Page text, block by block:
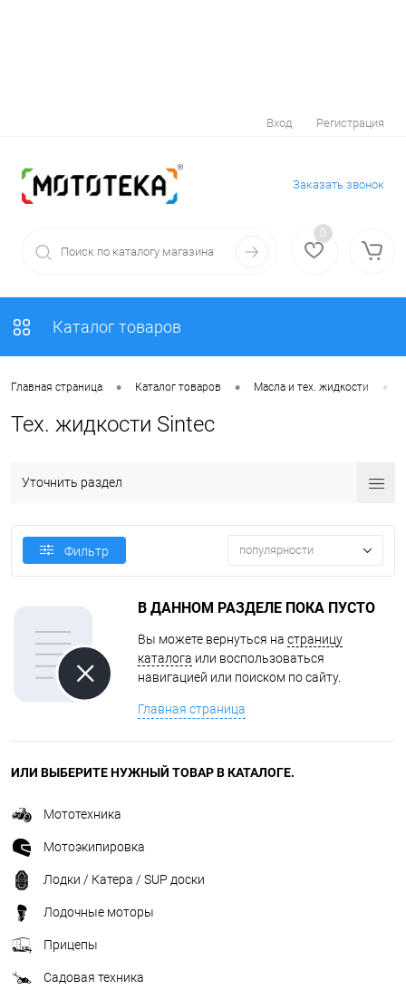
Вход Регистрация
Заказать звонок
0
Каталог товаров
Главная страница • Каталог товаров • Масла и тех. жидкости •
Тех. жидкости Sintec
Уточнить раздел
Фильтр популярности
В ДАННОМ РАЗДЕЛЕ ПОКА ПУСТО
Вы можете вернуться на страницу
каталога или воспользоваться
навигацией или поиском по сайту.
Главная страница
ИЛИ ВЫБЕРИТЕ НУЖНЫЙ ТОВАР В КАТАЛОГЕ.
Мототехника
Мотоэкипировка
Лодки / Катера / SUP доски
Лодочные моторы
Прицепы
Садовая техника